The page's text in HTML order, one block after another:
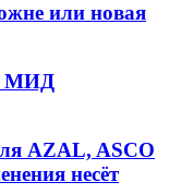
или новая
МИД
AZAL, ASCO
несёт